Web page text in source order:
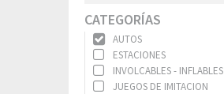
CATEGORÍAS
AUTOS
ESTACIONES
INVOLCABLES - INFLABLES
JUEGOS DE IMITACION